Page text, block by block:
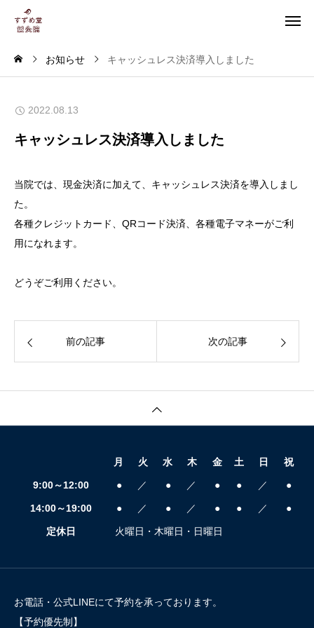
お知らせ キャッシュレス決済導入しました
2022.08.13
キャッシュレス決済導入しました
当院では、現金決済に加えて、キャッシュレス決済を導入しまし
た。
各種クレジットカード、QRコード決済、各種電子マネーがご利
用になれます。
どうぞご利用ください。
前の記事 次の記事
月 火 水 木 金 土 日 祝
9:00～12:00 ● ／ ● ／ ● ● ／ ●
14:00～19:00 ● ／ ● ／ ● ● ／ ●
定休日 火曜日・木曜日・日曜日
お電話・公式LINEにて予約を承っております。
【予約優先制】